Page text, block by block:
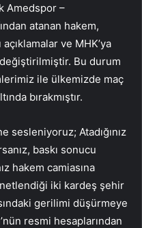
Amedspor –
atanan hakem,
ve MHK’ya
Bu durum
ile ülkemizde maç
bırakmıştır.
sesleniyoruz; Atadığınız
baskı sonucu
hakem camiasına
iki kardeş şehir
gerilimi düşürmeye
resmi hesaplarından